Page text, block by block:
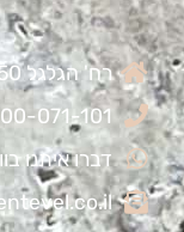
רח' הגלגל 50, אשקלון
071-101
דברו איתנו